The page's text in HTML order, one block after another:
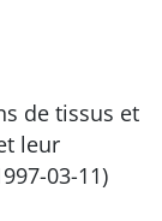
de tissus et
leur
03-11)